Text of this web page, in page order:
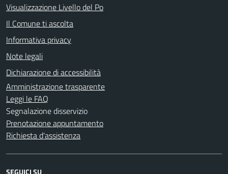
Visualizzazione Livello del Po
Il Comune ti ascolta
Informativa privacy
Note legali
Dichiarazione di accessibilità
Amministrazione trasparente
Leggi le FAQ
Segnalazione disservizio
Prenotazione appuntamento
Richiesta d'assistenza
SEGUICI SU